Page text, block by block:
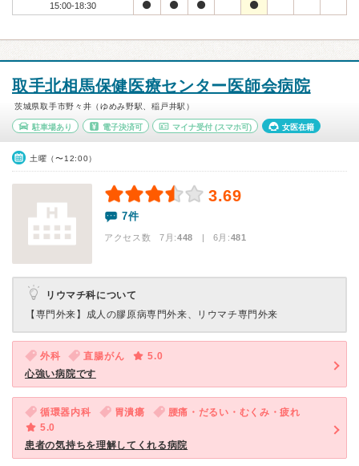
15:00-18:30
取手北相馬保健医療センター医師会病院
茨城県取手市野々井（ゆめみ野駅、稲戸井駅）
駐車場あり 電子決済可 マイナ受付 (スマホ可) 女医在籍
土曜（〜12:00）
3.69
7件
アクセス数 7月:448 | 6月:481
リウマチ科について
【専門外来】 成人の膠原病専門外来、リウマチ専門外来
外科 直腸がん
5.0
心強い病院です
循環器内科 胃潰瘍
腰痛・だるい・むくみ・疲れ
5.0
患者の気持ちを理解してくれる病院